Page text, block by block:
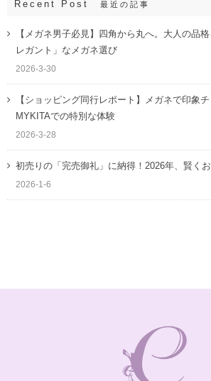
Recent Post 最近の記事
【メガネ男子必見】四角から丸へ。大人の品
レガント」なメガネ選び
2026-3-30
【ショッピング同行レポート】メガネで印象
MYKITAでの特別な体験
2026-3-28
初売りの「完売御礼」に納得！2026年、賢く
2026-1-6